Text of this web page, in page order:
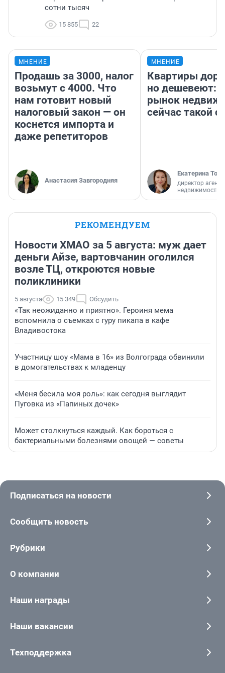
сотни тысяч
15 855 22
МНЕНИЕ
Продашь за 3000, налог
возьмут с 4000. Что
нам готовит новый
налоговый закон — он
коснется импорта и
даже репетиторов
Анастасия Завгородняя
МНЕНИЕ
Квартиры
но дешевеют:
рынок
сейчас такой
Екатерина
директор
недвижимости
РЕКОМЕНДУЕМ
Новости ХМАО за 5 августа: муж дает
деньги Айзе, вартовчанин оголился
возле ТЦ, откроются новые
поликлиники
5 августа 15 349 Обсудить
«Так неожиданно и приятно». Героиня мема
вспомнила о съемках с гуру пикапа в кафе
Владивостока
Участницу шоу «Мама в 16» из Волгограда обвинили
в домогательствах к младенцу
«Меня бесила моя роль»: как сегодня выглядит
Пуговка из «Папиных дочек»
Может столкнуться каждый. Как бороться с
бактериальными болезнями овощей — советы
Подписаться на новости
Сообщить новость
Рубрики
О компании
Наши награды
Наши вакансии
Техподдержка